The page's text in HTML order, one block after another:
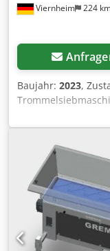
Viernheim 224
Baujahr: 2023,
platzsparendes
größere Mengen
und auf Halde
Strassenzulassung
Gesamtgewicht
Böden jeder Art,
das RS 1500 ist
Landschaftsbau,
Recyclingsieb
Trommelsieb,